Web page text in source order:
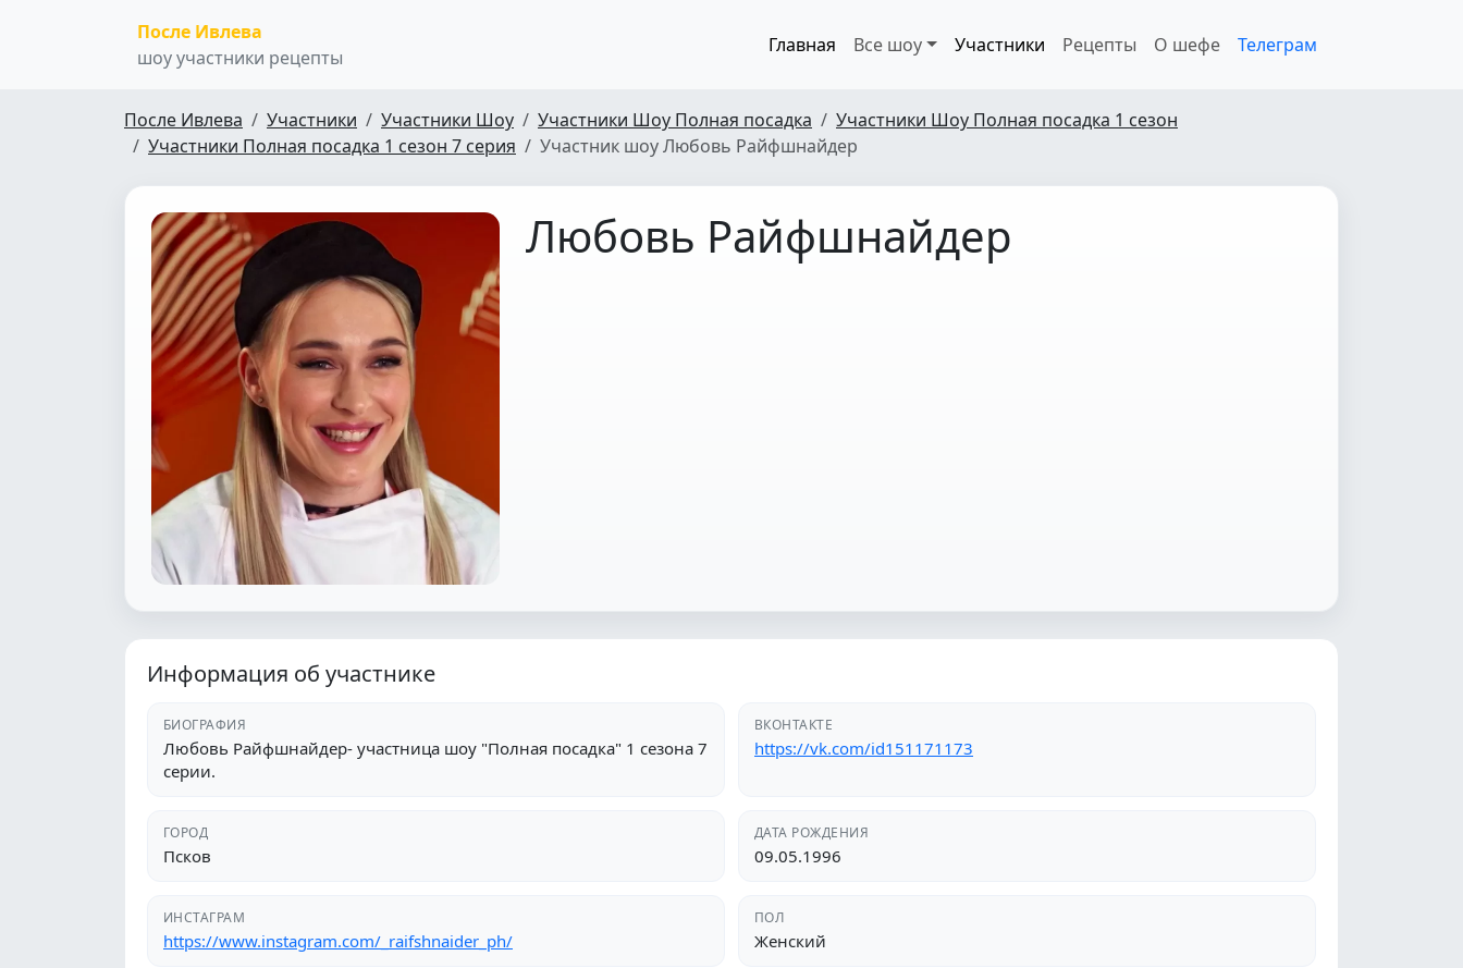
После Ивлева
шоу участники рецепты
Главная Все шоу Участники Рецепты О шефе Телеграм
После Ивлева Участники Участники Шоу Участники Шоу Полная посадка
Участники Шоу Полная посадка 1 сезон
Участники Полная посадка 1 сезон 7 серия
Участник шоу Любовь Райфшнайдер
Любовь Райфшнайдер
Информация об участнике
БИОГРАФИЯ
Любовь Райфшнайдер- участница шоу "Полная посадка" 1 сезона 7
серии.
ВКОНТАКТЕ
https://vk.com/id151171173
ГОРОД
Псков
ДАТА РОЖДЕНИЯ
09.05.1996
ИНСТАГРАМ
https://www.instagram.com/_raifshnaider_ph/
ПОЛ
Женский